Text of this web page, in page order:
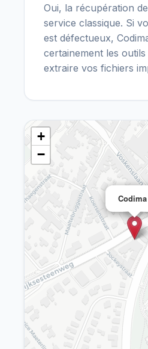
Oui, la récupération
service classique. Si
est défectueux,
certainement les
extraire vos fichiers
Codima
+
−